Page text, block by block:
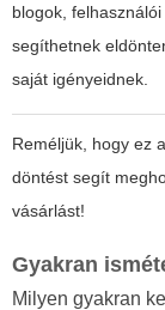
blogok,
segíthetnek
saját igényeidnek.
Reméljük, hogy ez
döntést segít
vásárlást!
Gyakran
Milyen gyakran